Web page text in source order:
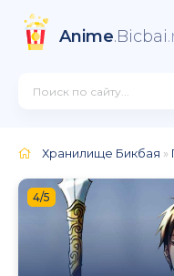
Anime.Bicbai
Хранилище Бикбая »
4/5